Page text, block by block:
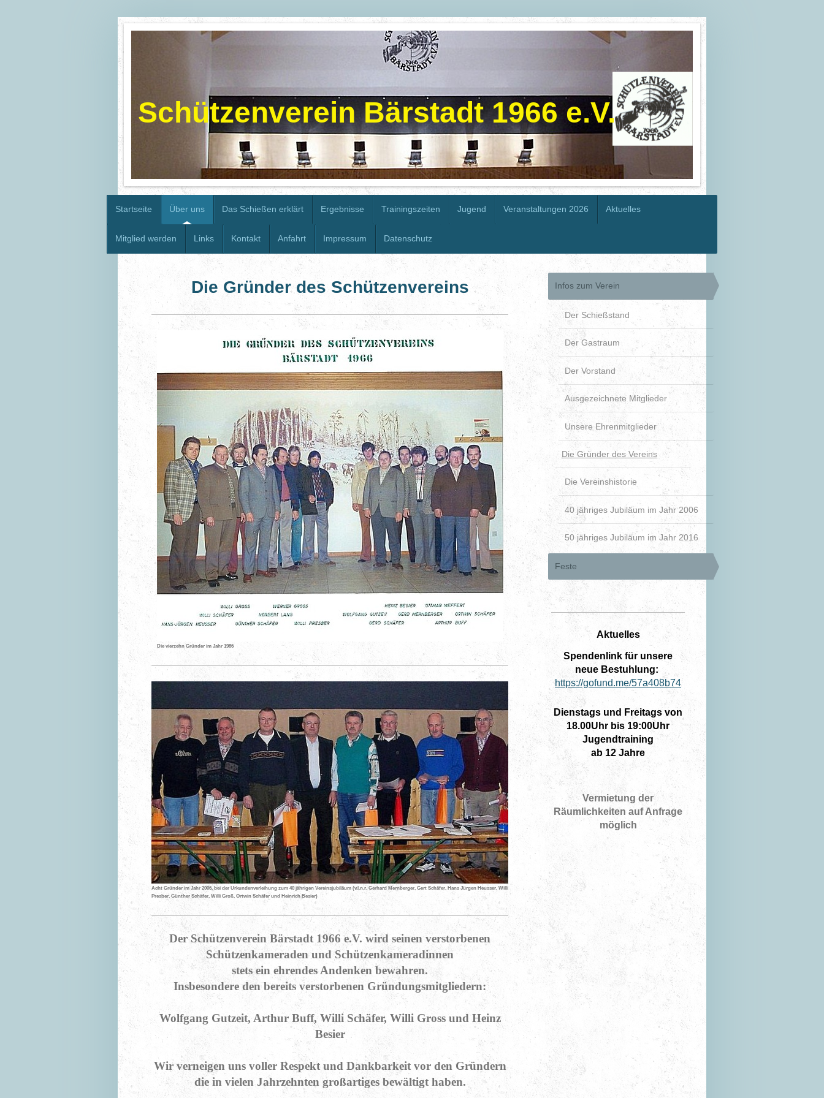
Schützenverein Bärstadt 1966 e.V.
Startseite Über uns Das Schießen erklärt Ergebnisse Trainingszeiten Jugend Veranstaltungen 2026 Aktuelles
Mitglied werden Links Kontakt Anfahrt Impressum Datenschutz
Die Gründer des Schützenvereins
Die vierzehn Gründer im Jahr 1986
Acht Gründer im Jahr 2006, bei der Urkundenverleihung zum 40 jährigen Vereinsjubiläum (v.l.n.r. Gerhard Mernberger, Gert Schäfer, Hans Jürgen Heusser, Willi
Presber, Günther Schäfer, Willi Groß, Ortwin Schäfer und Heinrich Besier)
Der Schützenverein Bärstadt 1966 e.V. wird seinen verstorbenen
Schützenkameraden und Schützenkameradinnen
stets ein ehrendes Andenken bewahren.
Insbesondere den bereits verstorbenen Gründungsmitgliedern:
Wolfgang Gutzeit, Arthur Buff, Willi Schäfer, Willi Gross und Heinz
Besier
Wir verneigen uns voller Respekt und Dankbarkeit vor den Gründern
die in vielen Jahrzehnten großartiges bewältigt haben.
Infos zum Verein
Der Schießstand
Der Gastraum
Der Vorstand
Ausgezeichnete Mitglieder
Unsere Ehrenmitglieder
Die Gründer des Vereins
Die Vereinshistorie
40 jähriges Jubiläum im Jahr 2006
50 jähriges Jubiläum im Jahr 2016
Feste
Aktuelles
Spendenlink für unsere
neue Bestuhlung:
https://gofund.me/57a408b74
Dienstags und Freitags von
18.00Uhr bis 19:00Uhr
Jugendtraining
ab 12 Jahre
Vermietung der
Räumlichkeiten auf Anfrage
möglich